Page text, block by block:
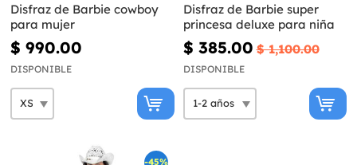
Disfraz de Barbie cowboy
para mujer
$ 990.00
DISPONIBLE
Disfraz de Barbie super
princesa deluxe para niña
$ 385.00 $ 1,100.00
DISPONIBLE
-45%